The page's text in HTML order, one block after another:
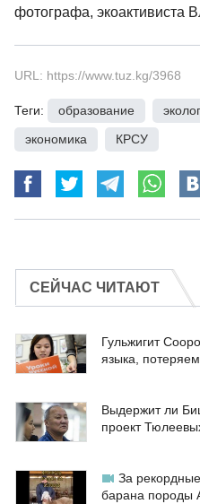
фотографа, экоактивиста
URL: https://www.tuz.kg/3968
Теги: образование
экономика
КРСУ
СЕЙЧАС ЧИТАЮТ
Гульжигит
языка,
Выдержит ли
проект
За
барана породы